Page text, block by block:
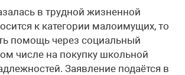
в трудной жизненной
к категории малоимущих, то
помощь через социальный
числе на покупку школьной
Заявление подаётся в